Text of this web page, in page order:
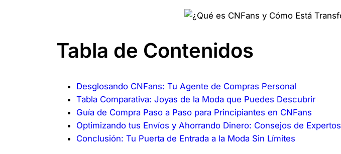
Tabla de Contenidos
Desglosando CNFans: Tu Agente de Compras Personal
Tabla Comparativa: Joyas de la Moda que Puedes Descubrir
Guía de Compra Paso a Paso para Principiantes en CNFans
Optimizando tus Envíos y Ahorrando Dinero: Consejos de Expertos
Conclusión: Tu Puerta de Entrada a la Moda Sin Límites